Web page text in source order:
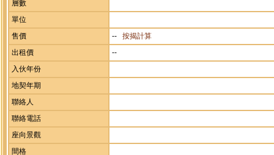
層數
單位
售價
-- 按揭計算
出租價
--
入伙年份
地契年期
聯絡人
聯絡電話
座向景觀
間格